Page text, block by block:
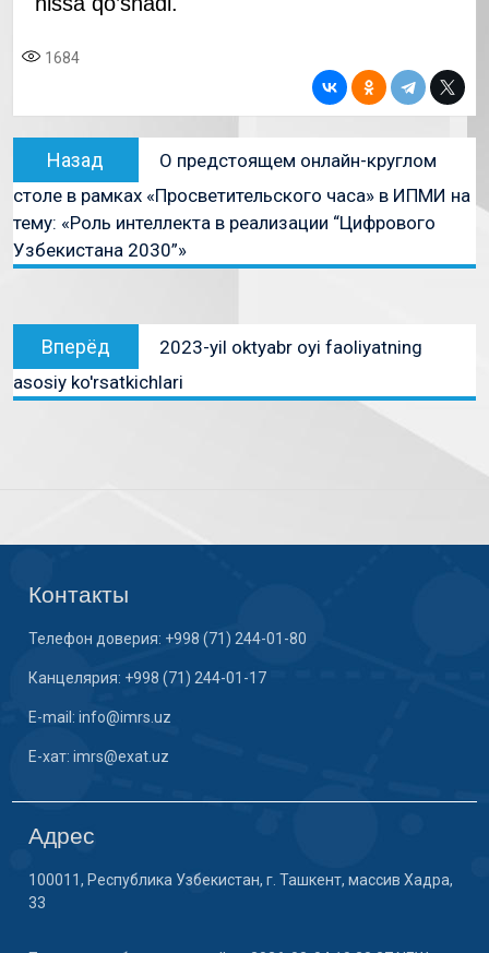
1684
Назад
О предстоящем онлайн-круглом
столе в рамках «Просветительского часа» в ИПМИ на
тему: «Роль интеллекта в реализации “Цифрового
Узбекистана 2030”»
Вперёд
2023-yil oktyabr oyi faoliyatning
asosiy ko'rsatkichlari
Контакты
Телефон доверия: +998 (71) 244-01-80
Канцелярия: +998 (71) 244-01-17
E-mail: info@imrs.uz
E-хат: imrs@exat.uz
Адрес
100011, Республика Узбекистан, г. Ташкент, массив Хадра,
33